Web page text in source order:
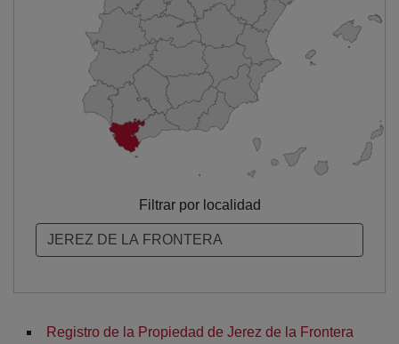
Filtrar por localidad
Registro de la Propiedad de Jerez de la Frontera